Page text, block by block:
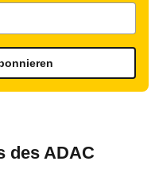
des ADAC